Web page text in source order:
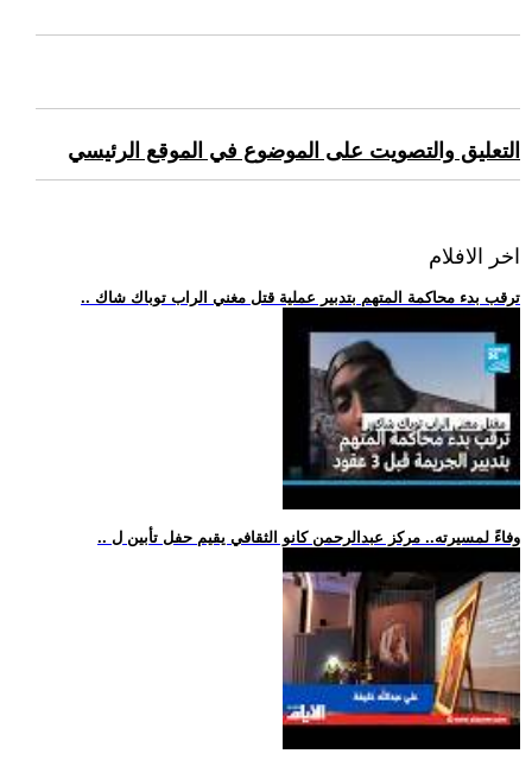
التعليق والتصويت على الموضوع في الموقع الرئيسي
اخر الافلام
.. ترقب بدء محاكمة المتهم بتدبير عملية قتل مغني الراب توباك شاك
.. وفاءً لمسيرته.. مركز عبدالرحمن كانو الثقافي يقيم حفل تأبين ل